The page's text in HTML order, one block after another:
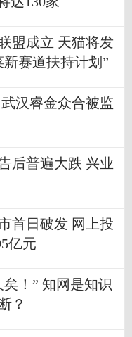
盟成立 天猫将发
新赛道扶持计划”
汉睿金众合被监
后普遍大跌 兴业
首日破发 网上投
亿元
！” 知网是知识
？